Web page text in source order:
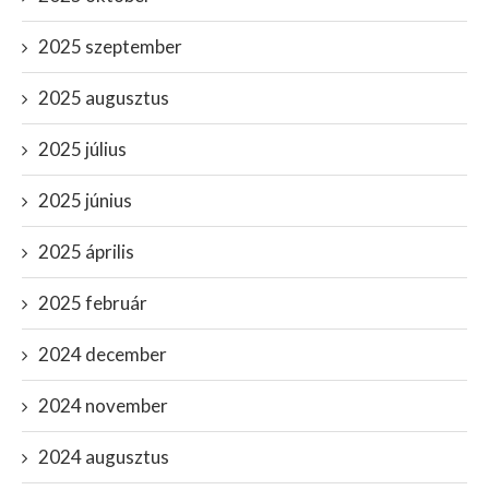
2025 szeptember
2025 augusztus
2025 július
2025 június
2025 április
2025 február
2024 december
2024 november
2024 augusztus